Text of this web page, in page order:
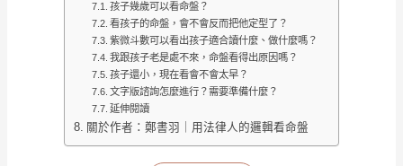
孩子幾歲可以看命盤？
看孩子的命盤，會不會反而把他定型了？
紫微斗數可以看出孩子適合讀什麼、做什麼嗎？
我跟孩子老是處不來，命盤看得出原因嗎？
孩子還小，現在看會不會太早？
文字版諮詢怎麼進行？需要準備什麼？
延伸閱讀
關於作者：鄭書羽｜用法律人的邏輯看命盤